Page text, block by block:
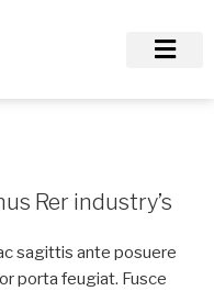
Rer industry’s
sagittis ante posuere
porta feugiat. Fusce